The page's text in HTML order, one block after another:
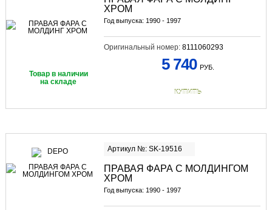
ХРОМ
Год выпуска: 1990 - 1997
Оригинальный номер: 8111060293
Товар в наличии
на складе
5 740 РУБ.
КУПИТЬ
Артикул №: SK-19516
ПРАВАЯ ФАРА С МОЛДИНГОМ
ХРОМ
Год выпуска: 1990 - 1997